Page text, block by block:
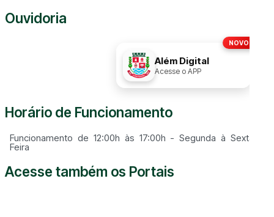
Ouvidoria
NOVO!
Além Digital
Acesse o APP
Horário de Funcionamento
Funcionamento de 12:00h às 17:00h - Segunda à Sexta
Feira
Acesse também os Portais